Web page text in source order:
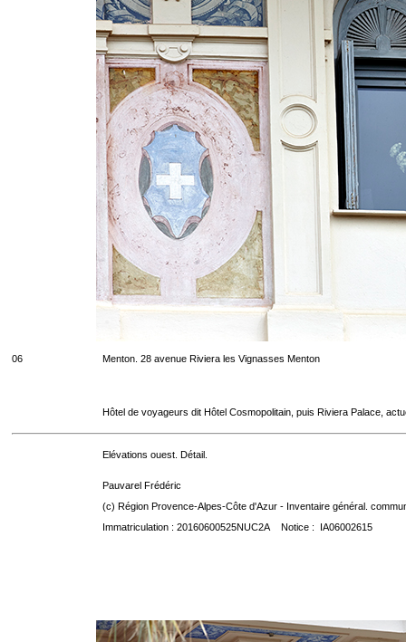
06 Menton. 28 avenue Riviera les Vignasses Menton
Hôtel de voyageurs dit Hôtel Cosmopolitain, puis Riviera Palace,
Elévations ouest. Détail.
Pauvarel Frédéric
(c) Région Provence-Alpes-Côte d'Azur - Inventaire général.
Immatriculation : 20160600525NUC2A Notice : IA06002615